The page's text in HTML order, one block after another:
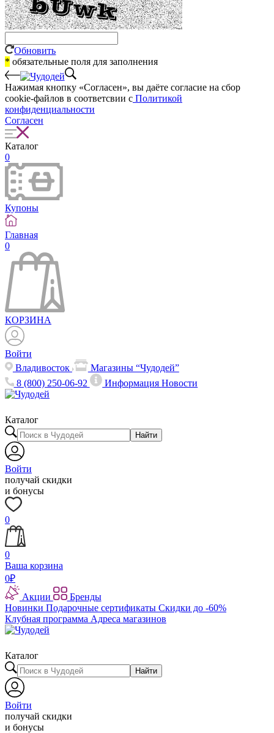
Обновить
* обязательные поля для заполнения
Нажимая кнопку «Согласен», вы даёте cогласие на сбор
cookie-файлов в соответсвии с Политикой
конфиденциальности
Согласен
Каталог
0
Купоны
Главная
0
КОРЗИНА
Войти
Владивосток
Магазины “Чудодей”
8 (800) 250-06-92
ИнформацияНовости
Каталог
Найти
Войти
получай скидки
и бонусы
0
0
Ваша корзина
0₽
Акции
Бренды
Новинки Подарочные сертификаты Скидки до -60%
Клубная программа Адреса магазинов
Каталог
Найти
Войти
получай скидки
и бонусы